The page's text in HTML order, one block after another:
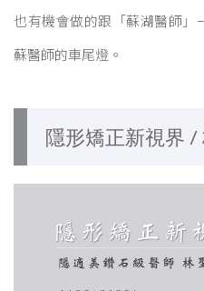
也有機會做的跟「蘇湖醫師」
蘇醫師的車尾燈。
隱形矯正新視界